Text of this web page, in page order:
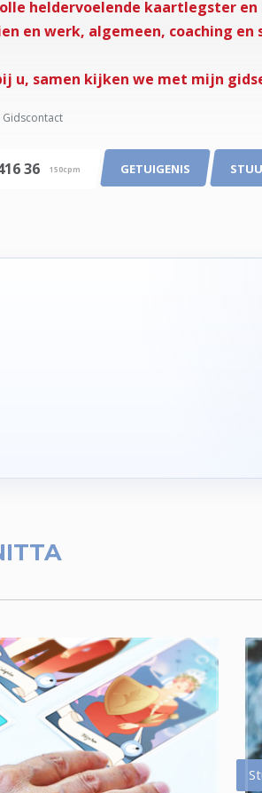
heldervoelende kaartlegster
en werk, algemeen, coaching
u, samen kijken we met mijn
36 150cpm GETUIGENIS